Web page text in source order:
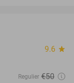
9.6 star
Regulier €50